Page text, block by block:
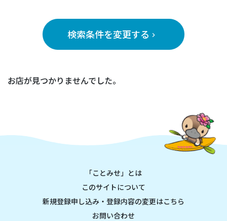
検索条件を変更する keyboard_arrow_right
お店が見つかりませんでした。
「ことみせ」とは
このサイトについて
新規登録申し込み・登録内容の変更はこちら
お問い合わせ